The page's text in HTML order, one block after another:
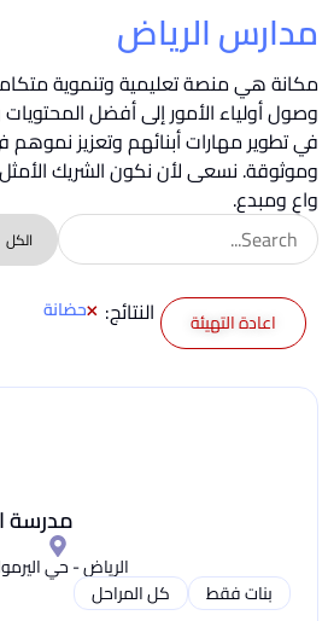
مدارس الرياض
مكانة هي منصة تعليمية وتنموية
وصول أولياء الأمور إلى أفضل
في تطوير مهارات أبنائهم وتعزيز نموهم
وموثوقة. نسعى لأن نكون الشريك
واعٍ ومبدع.
اعادة التهيئة النتائج: حضانة×
مدرسة
الرياض - حي
بنات فقط
كل المراحل